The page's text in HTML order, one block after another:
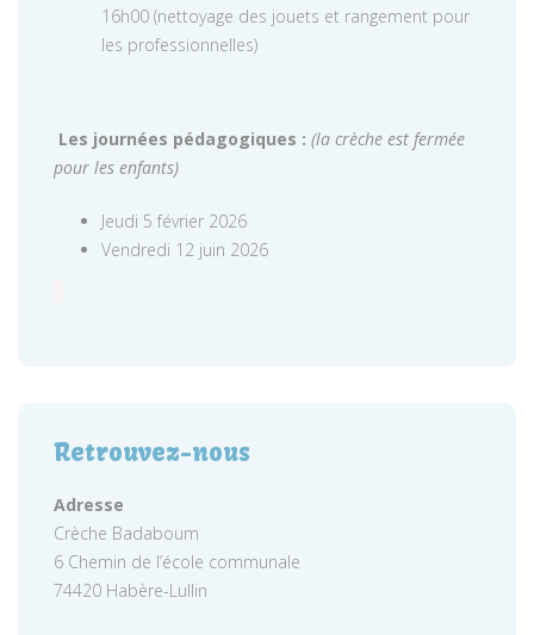
16h00 (nettoyage des jouets et rangement pour
les professionnelles)
Les journées pédagogiques : (la crèche est fermée
pour les enfants)
Jeudi 5 février 2026
Vendredi 12 juin 2026
Retrouvez-nous
Adresse
Crèche Badaboum
6 Chemin de l’école communale
74420 Habère-Lullin